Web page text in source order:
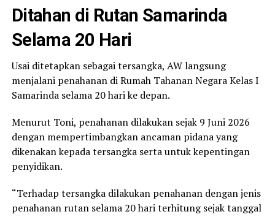
Ditahan di Rutan Samarinda
Selama 20 Hari
Usai ditetapkan sebagai tersangka, AW langsung
menjalani penahanan di Rumah Tahanan Negara Kelas I
Samarinda selama 20 hari ke depan.
Menurut Toni, penahanan dilakukan sejak 9 Juni 2026
dengan mempertimbangkan ancaman pidana yang
dikenakan kepada tersangka serta untuk kepentingan
penyidikan.
“Terhadap tersangka dilakukan penahanan dengan jenis
penahanan rutan selama 20 hari terhitung sejak tanggal